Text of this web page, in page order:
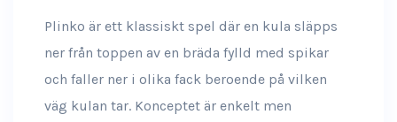
Plinko är ett klassiskt spel där en kula släpps
ner från toppen av en bräda fylld med spikar
och faller ner i olika fack beroende på vilken
väg kulan tar. Konceptet är enkelt men